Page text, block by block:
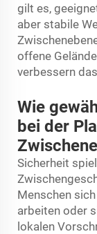
gilt es,
aber stabile
offene
verbessern
Wie
bei der
Sicherheit
Menschen
arbeiten oder
lokalen